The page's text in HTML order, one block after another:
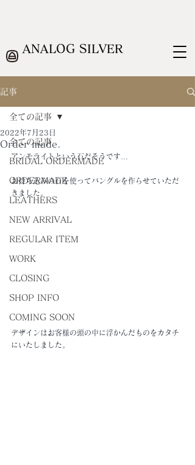
ANALOG SILVER
記事
全ての記事
BRIDAL ORDERMADE
ORDERMADE
LEATHERS
NEW ARRIVAL
REGULAR ITEM
WORK
CLOSING
SHOP INFO
COMING SOON
全ての記事
Order made.
2022年7月23日
アンモライトという石だそうです…
お持ち込みの石を使ってバングルを作らせていただ
きました。
デザインはお客様の頭の中に浮かんだものをカタチ
にいたしました。